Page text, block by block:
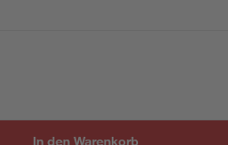
In den Warenkorb